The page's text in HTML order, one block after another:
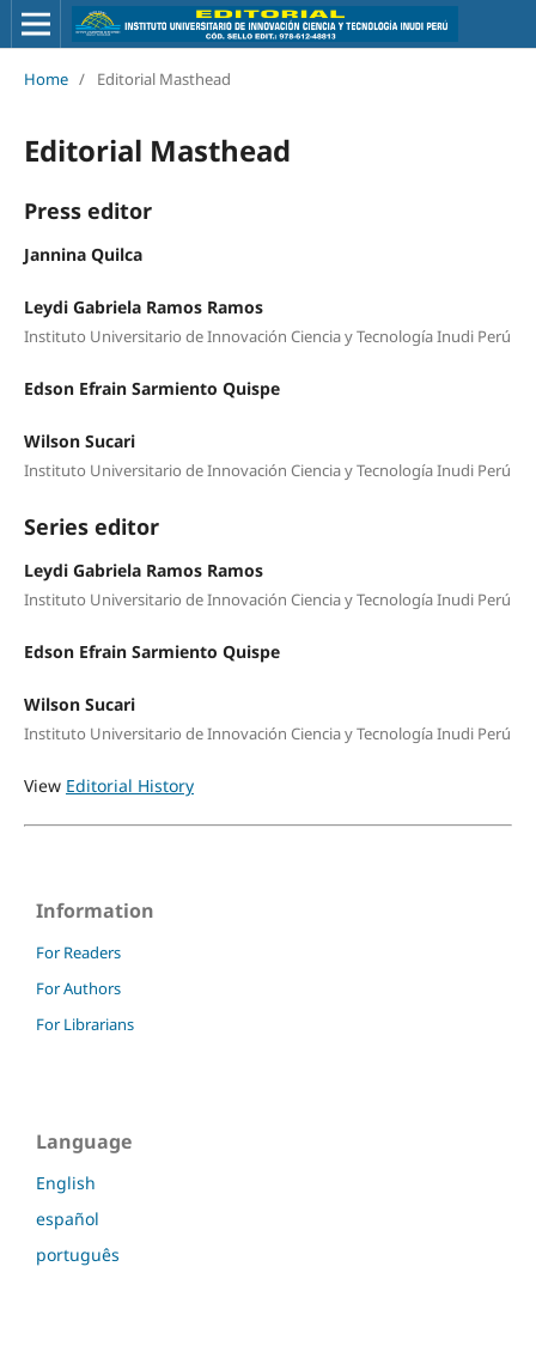
Home / Editorial Masthead
Editorial Masthead
Press editor
Jannina Quilca
Leydi Gabriela Ramos Ramos
Instituto Universitario de Innovación Ciencia y Tecnología Inudi Perú
Edson Efrain Sarmiento Quispe
Wilson Sucari
Instituto Universitario de Innovación Ciencia y Tecnología Inudi Perú
Series editor
Leydi Gabriela Ramos Ramos
Instituto Universitario de Innovación Ciencia y Tecnología Inudi Perú
Edson Efrain Sarmiento Quispe
Wilson Sucari
Instituto Universitario de Innovación Ciencia y Tecnología Inudi Perú
View Editorial History
Information
For Readers
For Authors
For Librarians
Language
English
español
português